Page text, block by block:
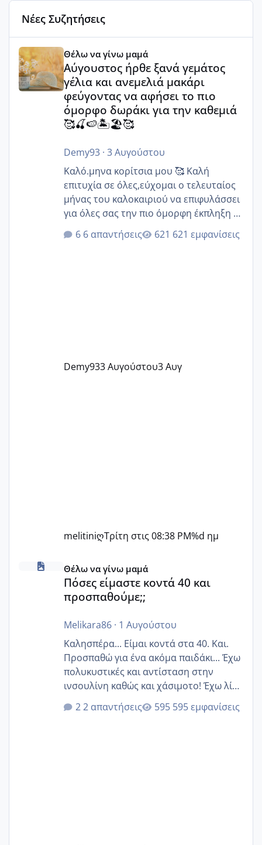
Νέες Συζητήσεις
Αύγουστος ήρθε ξανά γεμάτος γέλια και ανεμελιά
Θέλω να γίνω μαμά
Αύγουστος ήρθε ξανά γεμάτος
γέλια και ανεμελιά μακάρι
φεύγοντας να αφήσει το πιο
όμορφο δωράκι για την καθεμιά
🥰🍒🍉🏝️🏖️🥰
Demy93· 3 Αυγούστου
Καλό.μηνα κορίτσια μου 🥰 Καλή
επιτυχία σε όλες,εύχομαι ο τελευταίος
μήνας του καλοκαιριού να επιφυλάσσει
για όλες σας την πιο όμορφη έκπληξη 🧿
@Elk @Melikara86 @Παρασκευαιδου
@Zenia z @melitiniღ @Christi.D.
6 απαντήσεις 621 εμφανίσεις
Demy933 Αυγούστου3 Αυγ
melitiniღΤρίτη στις 08:38 PM%d ημ
Πόσες είμαστε κοντά 40 και προσπαθούμε;;
Θέλω να γίνω μαμά
Πόσες είμαστε κοντά 40 και
προσπαθούμε;;
Melikara86· 1 Αυγούστου
Καλησπέρα... Είμαι κοντά στα 40. Και.
Προσπαθώ για ένα ακόμα παιδάκι... Έχω
πολυκυστικές και αντίσταση στην
ινσουλίνη καθώς και χάσιμοτο! Έχω λίγα
κιλά παραπάνω και όσο κ αν προσπαθώ
δεν χάνω εύκολα! Προσπαθώ για ακόμη
2 απαντήσεις 595 εμφανίσεις